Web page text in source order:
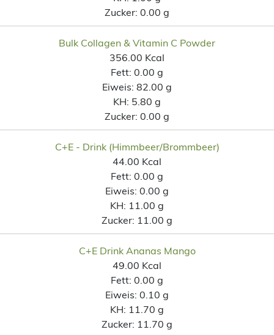
Zucker: 0.00 g
Bulk Collagen & Vitamin C Powder
356.00 Kcal
Fett: 0.00 g
Eiweis: 82.00 g
KH: 5.80 g
Zucker: 0.00 g
C+E - Drink (Himmbeer/Brommbeer)
44.00 Kcal
Fett: 0.00 g
Eiweis: 0.00 g
KH: 11.00 g
Zucker: 11.00 g
C+E Drink Ananas Mango
49.00 Kcal
Fett: 0.00 g
Eiweis: 0.10 g
KH: 11.70 g
Zucker: 11.70 g